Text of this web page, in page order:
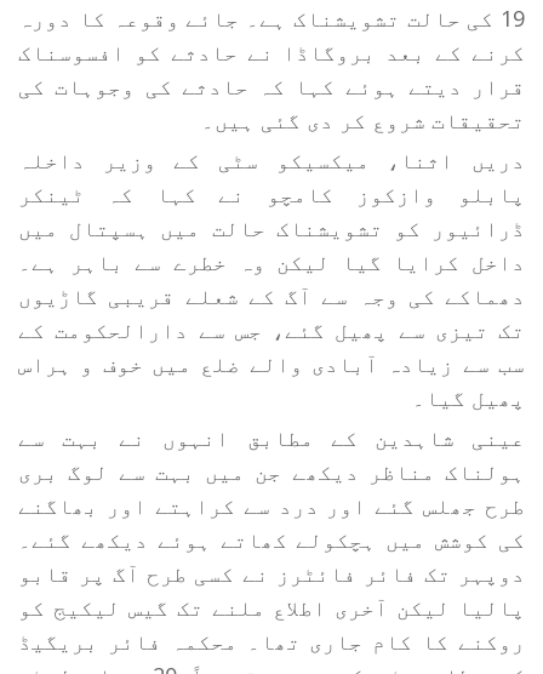
19 کی حالت تشویشناک ہے۔ جائے وقوعہ کا دورہ
کرنے کے بعد بروگاڈا نے حادثے کو افسوسناک
قرار دیتے ہوئے کہا کہ حادثے کی وجوہات کی
تحقیقات شروع کر دی گئی ہیں۔
دریں اثنا، میکسیکو سٹی کے وزیر داخلہ
پابلو وازکوز کامچو نے کہا کہ ٹینکر
ڈرائیور کو تشویشناک حالت میں ہسپتال میں
داخل کرایا گیا لیکن وہ خطرے سے باہر ہے۔
دھماکے کی وجہ سے آگ کے شعلے قریبی گاڑیوں
تک تیزی سے پھیل گئے، جس سے دارالحکومت کے
سب سے زیادہ آبادی والے ضلع میں خوف و ہراس
پھیل گیا۔
عینی شاہدین کے مطابق انہوں نے بہت سے
ہولناک مناظر دیکھے جن میں بہت سے لوگ بری
طرح جھلس گئے اور درد سے کراہتے اور بھاگنے
کی کوشش میں ہچکولے کھاتے ہوئے دیکھے گئے۔
دوپہر تک فائر فائٹرز نے کسی طرح آگ پر قابو
پالیا لیکن آخری اطلاع ملنے تک گیس لیکیج کو
روکنے کا کام جاری تھا۔ محکمہ فائر بریگیڈ